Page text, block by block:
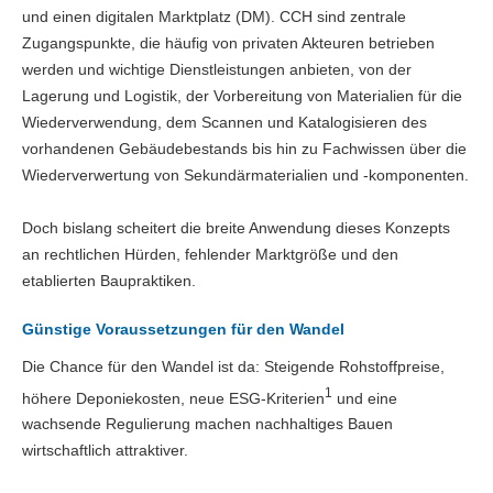
und einen digitalen Marktplatz (DM). CCH sind zentrale
Zugangspunkte, die häufig von privaten Akteuren betrieben
werden und wichtige Dienstleistungen anbieten, von der
Lagerung und Logistik, der Vorbereitung von Materialien für die
Wiederverwendung, dem Scannen und Katalogisieren des
vorhandenen Gebäudebestands bis hin zu Fachwissen über die
Wiederverwertung von Sekundärmaterialien und -komponenten.
Doch bislang scheitert die breite Anwendung dieses Konzepts
an rechtlichen Hürden, fehlender Marktgröße und den
etablierten Baupraktiken.
Günstige Voraussetzungen für den Wandel
Die Chance für den Wandel ist da: Steigende Rohstoffpreise,
höhere Deponiekosten, neue ESG-Kriterien1
und eine
wachsende Regulierung machen nachhaltiges Bauen
wirtschaftlich attraktiver.